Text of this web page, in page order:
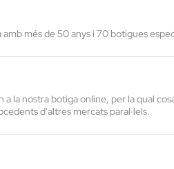
més de 50 anys i 70 botigues
la nostra botiga online, per la qual
d'altres mercats paral·lels.